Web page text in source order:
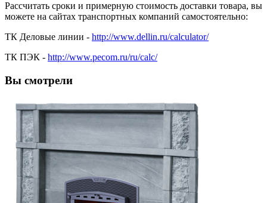
Рассчитать сроки и примерную стоимость доставки товара, вы
можете на сайтах транспортных компаний самостоятельно:
ТК Деловые линии - http://www.dellin.ru/calculator/
ТК ПЭК - http://www.pecom.ru/ru/calc/
Вы смотрели